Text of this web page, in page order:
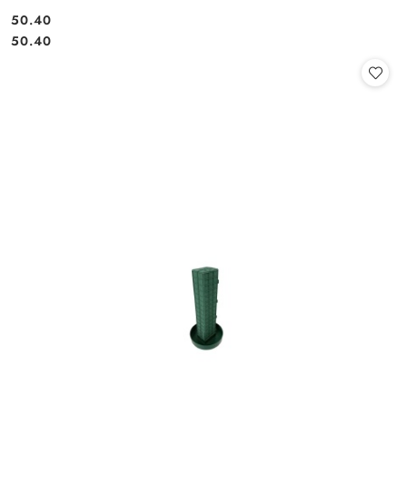
Cena:
50.40
Cena:
50.40